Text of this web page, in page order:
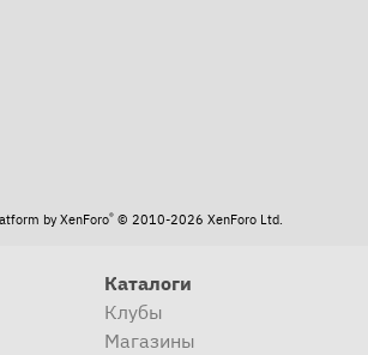
by XenForo® © 2010-2026 XenForo Ltd.
Каталоги
Клубы
Магазины